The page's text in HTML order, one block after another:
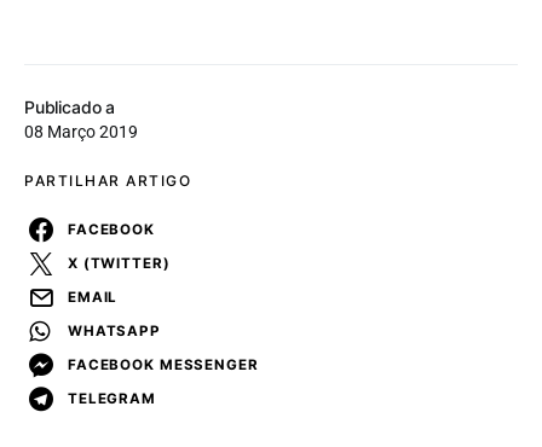
Publicado a
08 Março 2019
PARTILHAR ARTIGO
FACEBOOK
X (TWITTER)
EMAIL
WHATSAPP
FACEBOOK MESSENGER
TELEGRAM